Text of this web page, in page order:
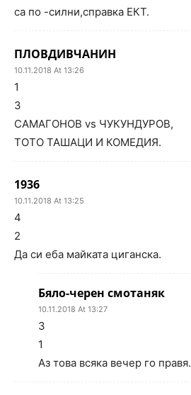
са по -силни,справка ЕКТ.
ПЛОВДИВЧАНИН
10.11.2018 At 13:26
1
3
САМАГОНОВ vs ЧУКУНДУРОВ,
ТОТО ТАШАЦИ И КОМЕДИЯ.
1936
10.11.2018 At 13:25
4
2
Да си еба майката циганска.
Бяло-черен смотаняк
10.11.2018 At 13:27
3
1
Аз това всяка вечер го правя.